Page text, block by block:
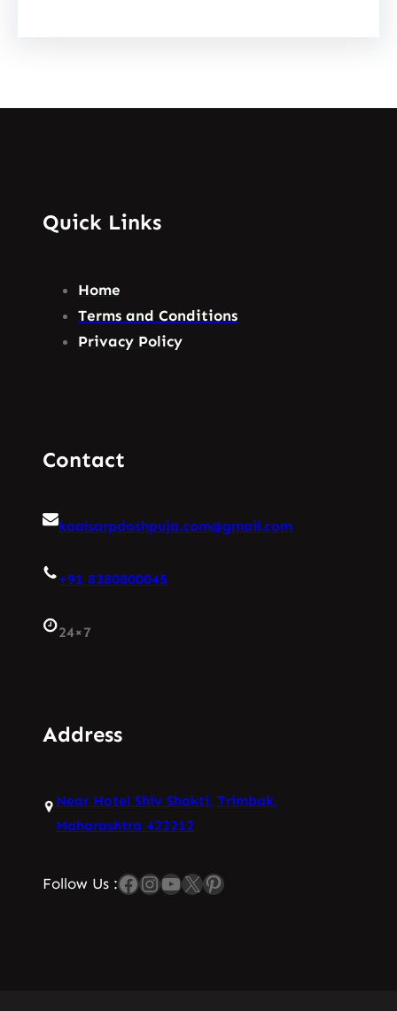
Quick Links
Home
Terms and Conditions
Privacy Policy
Contact
kaalsarpdoshpuja.com@gmail.com
+91 8380800045
24×7
Address
Near Hotel Shiv Shakti, Trimbak,
Maharashtra 422212
Follow Us :Facebook InstagramYouTube X Pinterest